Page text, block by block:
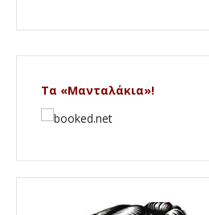
Τα «Μανταλάκια»!